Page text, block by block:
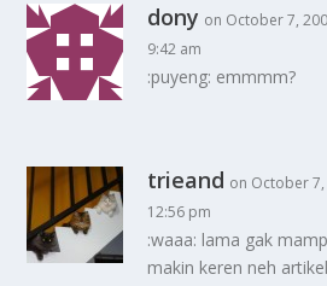
dony on October 7,
9:42 am
:puyeng: emmmm?
trieand on October
12:56 pm
:waaa: lama gak
makin keren neh